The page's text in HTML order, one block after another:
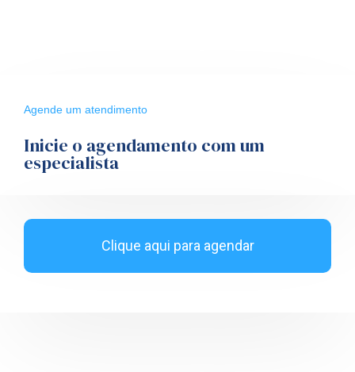
Agende um atendimento
Inicie o agendamento com um
especialista
Clique aqui para agendar